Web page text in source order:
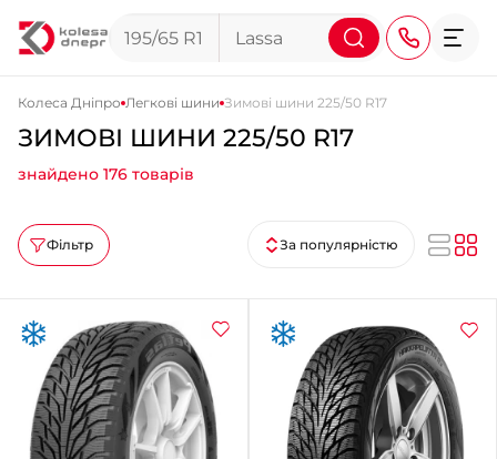
+38 (095) 276-44-44
+38 (067) 911-14-14
- на Щепкіна
+38 (098) 911-911-0
- на Тополі
+38 (098) 911-911-4
- на Калиновій
Колеса Дніпро Легкові шини Зимові шини 225/50 R17
ЗИМОВІ ШИНИ 225/50 R17
знайдено 176 товарів
Фільтр За популярністю